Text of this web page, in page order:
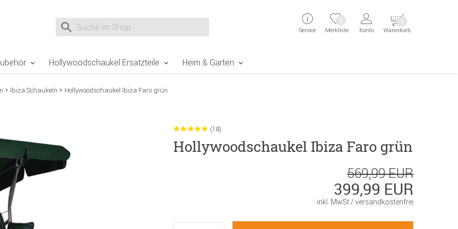
Suche nach
Service Merkliste
0
Konto Warenkorb
0
Hollywoodschaukel Ersatzteile Heim & Garten
Ibiza Schaukeln Hollywoodschaukel Ibiza Faro grün
(18)
Hollywoodschaukel Ibiza Faro grün
569,99 EUR
399,99 EUR
inkl. MwSt / versandkostenfrei